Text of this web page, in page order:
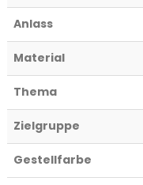
Anlass
Material
Thema
Zielgruppe
Gestellfarbe